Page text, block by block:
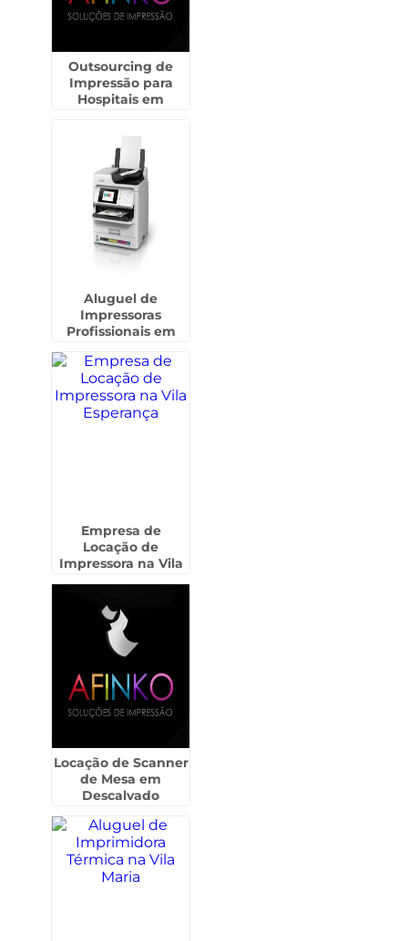
Outsourcing de
Impressão para
Hospitais em
Aluguel de
Impressoras
Profissionais em
Empresa de
Locação de
Impressora na Vila
Locação de Scanner
de Mesa em
Descalvado